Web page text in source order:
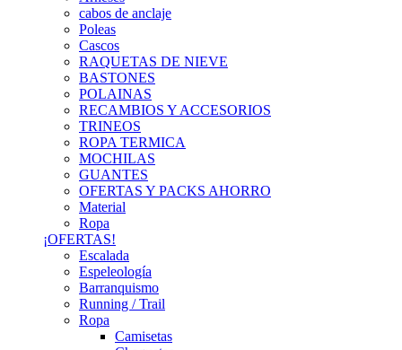
cabos de anclaje
Poleas
Cascos
RAQUETAS DE NIEVE
BASTONES
POLAINAS
RECAMBIOS Y ACCESORIOS
TRINEOS
ROPA TERMICA
MOCHILAS
GUANTES
OFERTAS Y PACKS AHORRO
Material
Ropa
¡OFERTAS!
Escalada
Espeleología
Barranquismo
Running / Trail
Ropa
Camisetas